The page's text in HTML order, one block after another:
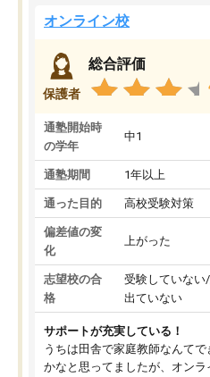
オンライン校
保護者
総合評価
通塾開始時
の学年
中1
通塾期間 1年以上
通った目的 高校受験対策
偏差値の変
化
上がった
志望校の合
格
受験していない
出ていない
サポートが充実している！
うちは田舎で家庭教師なんてで
かなと思ってましたが、オンラ